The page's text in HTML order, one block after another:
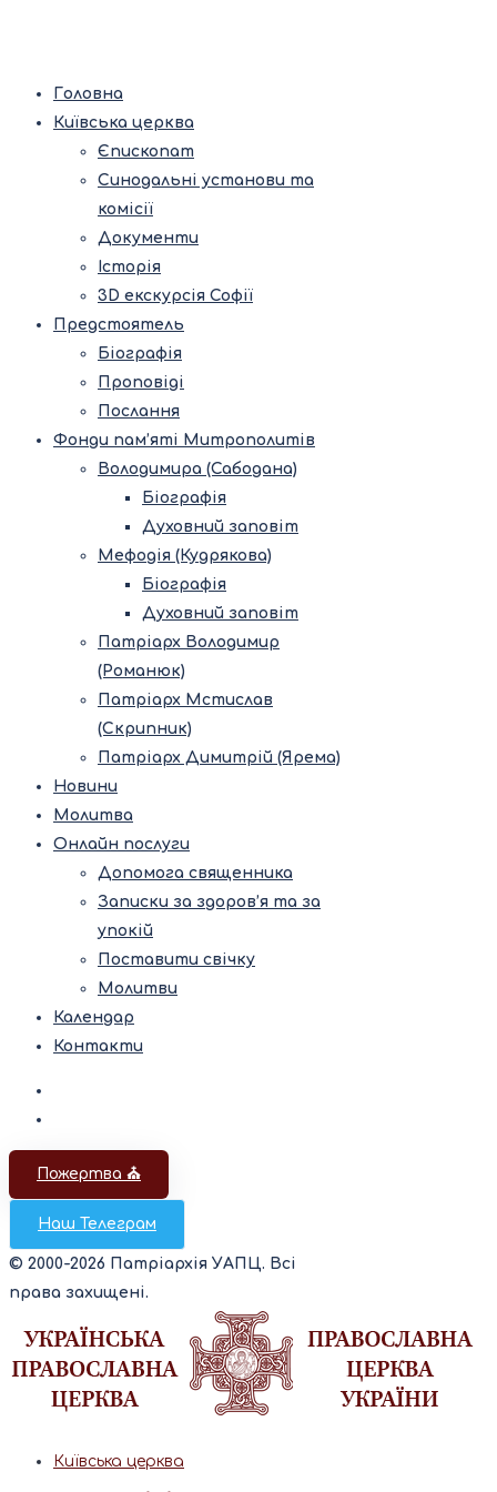
Головна
Київська церква
Єпископат
Синодальні установи та
комісії
Документи
Історія
3D екскурсія Софії
Предстоятель
Біографія
Проповіді
Послання
Фонди пам’яті Митрополитів
Володимира (Сабодана)
Біографія
Духовний заповіт
Мефодія (Кудрякова)
Біографія
Духовний заповіт
Патріарх Володимир
(Романюк)
Патріарх Мстислав
(Скрипник)
Патріарх Димитрій (Ярема)
Новини
Молитва
Онлайн послуги
Допомога священника
Записки за здоров’я та за
упокій
Поставити свічку
Молитви
Календар
Контакти
Пожертва ⛪️
Наш Телеграм
© 2000-2026 Патріархія УАПЦ. Всі
права захищені.
Київська церква